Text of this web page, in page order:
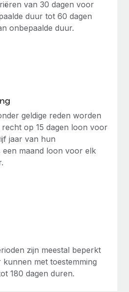
arbeidsvoorwaarden
om alle soorten bedrijven
beheren en...
in 19 landen
leider in de wereldwijde
van 30 dagen voor
duur tot 60 dagen
onbepaalde duur.
geldige reden worden
op 15 dagen loon voor
jaar van hun
een maand loon voor elk
zijn meestal beperkt
met toestemming
180 dagen duren.